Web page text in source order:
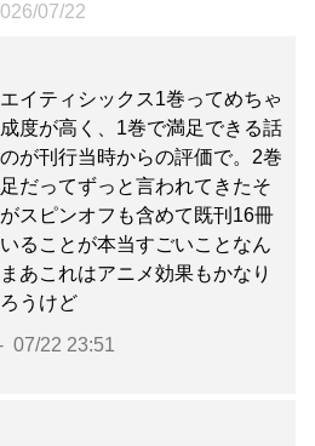
07/22
イティシックス1巻ってめちゃ
度が高く、1巻で満足できる話
が刊行当時からの評価で。2巻
だってずっと言われてきたそ
スピンオフも含めて既刊16冊
ることが本当すごいことなん
あこれはアニメ効果もかなり
うけど
07/22 23:51